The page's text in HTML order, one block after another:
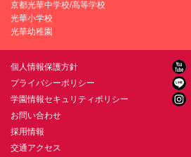
京都光華中学校/高等学校
光華小学校
光華幼稚園
個人情報保護方針
プライバシーポリシー
学園情報セキュリティポリシー
お問い合わせ
採用情報
交通アクセス